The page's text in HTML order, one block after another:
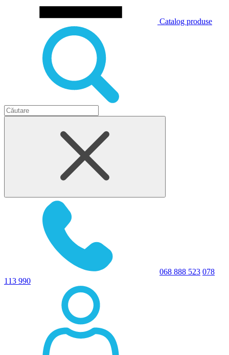
Catalog produse
068 888 523 078
113 990